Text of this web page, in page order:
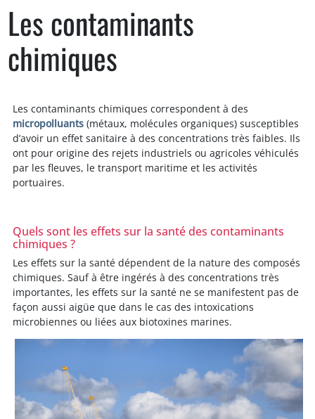
Les contaminants
chimiques
Les contaminants chimiques correspondent à des
micropolluants(métaux, molécules organiques) susceptibles
d’avoir un effet sanitaire à des concentrations très faibles. Ils
ont pour origine des rejets industriels ou agricoles véhiculés
par les fleuves, le transport maritime et les activités
portuaires.
Quels sont les effets sur la santé des contaminants
chimiques ?
Les effets sur la santé dépendent de la nature des composés
chimiques. Sauf à être ingérés à des concentrations très
importantes, les effets sur la santé ne se manifestent pas de
façon aussi aigüe que dans le cas des intoxications
microbiennes ou liées aux biotoxines marines.